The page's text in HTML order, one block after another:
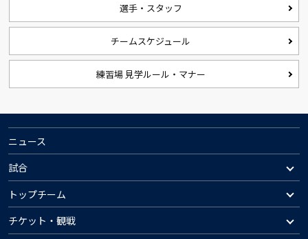
選手・スタッフ
チームスケジュール
練習場 見学ルール・マナー
ニュース
試合
トップチーム
チケット・観戦